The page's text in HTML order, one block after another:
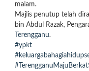
malam.
Majlis penutup telah
bin Abdul Razak,
Terengganu.
#ypkt